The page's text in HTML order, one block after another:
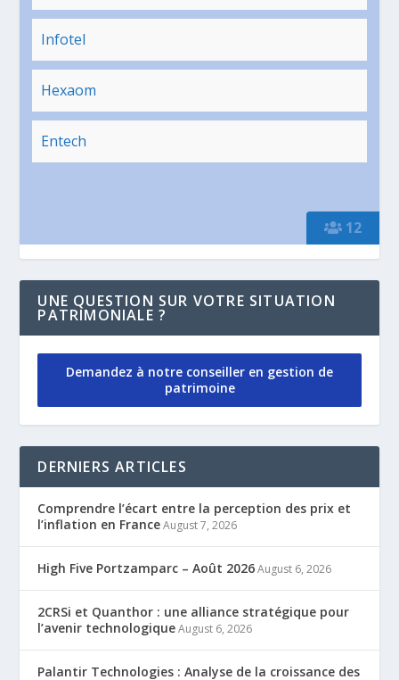
12
Infotel
Hexaom
Entech
UNE QUESTION SUR VOTRE SITUATION
PATRIMONIALE ?
Demandez à notre conseiller en gestion de
patrimoine
DERNIERS ARTICLES
Comprendre l’écart entre la perception des prix et
l’inflation en France August 7, 2026
High Five Portzamparc – Août 2026 August 6, 2026
2CRSi et Quanthor : une alliance stratégique pour
l’avenir technologique August 6, 2026
Palantir Technologies : Analyse de la croissance des